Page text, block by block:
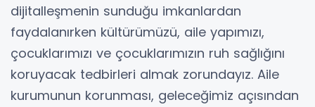
dijitalleşmenin sunduğu imkanlardan
faydalanırken kültürümüzü, aile yapımızı,
çocuklarımızı ve çocuklarımızın ruh sağlığını
koruyacak tedbirleri almak zorundayız. Aile
kurumunun korunması, geleceğimiz açısından